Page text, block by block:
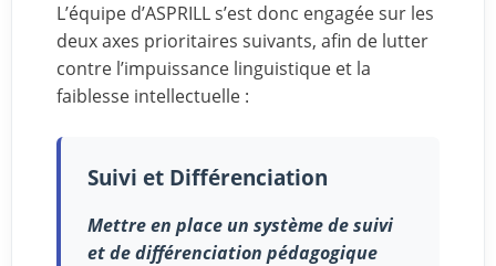
L’équipe d’ASPRILL s’est donc engagée sur les
deux axes prioritaires suivants, afin de lutter
contre l’impuissance linguistique et la
faiblesse intellectuelle :
Suivi et Différenciation
Mettre en place un système de suivi
et de différenciation pédagogique